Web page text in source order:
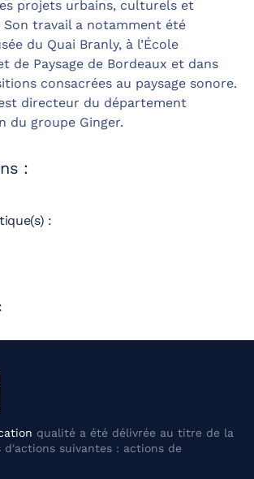
projets urbains, culturels et
travail a notamment été
du Quai Branly, à l’École
de Paysage de Bordeaux et dans
consacrées au paysage sonore.
directeur du département
du groupe Ginger.
:
:
qualité a été délivrée au titre de la
d'actions suivantes : actions de